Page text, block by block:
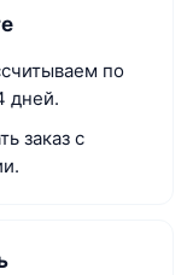
по
дней.
заказ с